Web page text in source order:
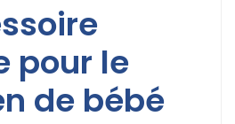
pour le
de bébé